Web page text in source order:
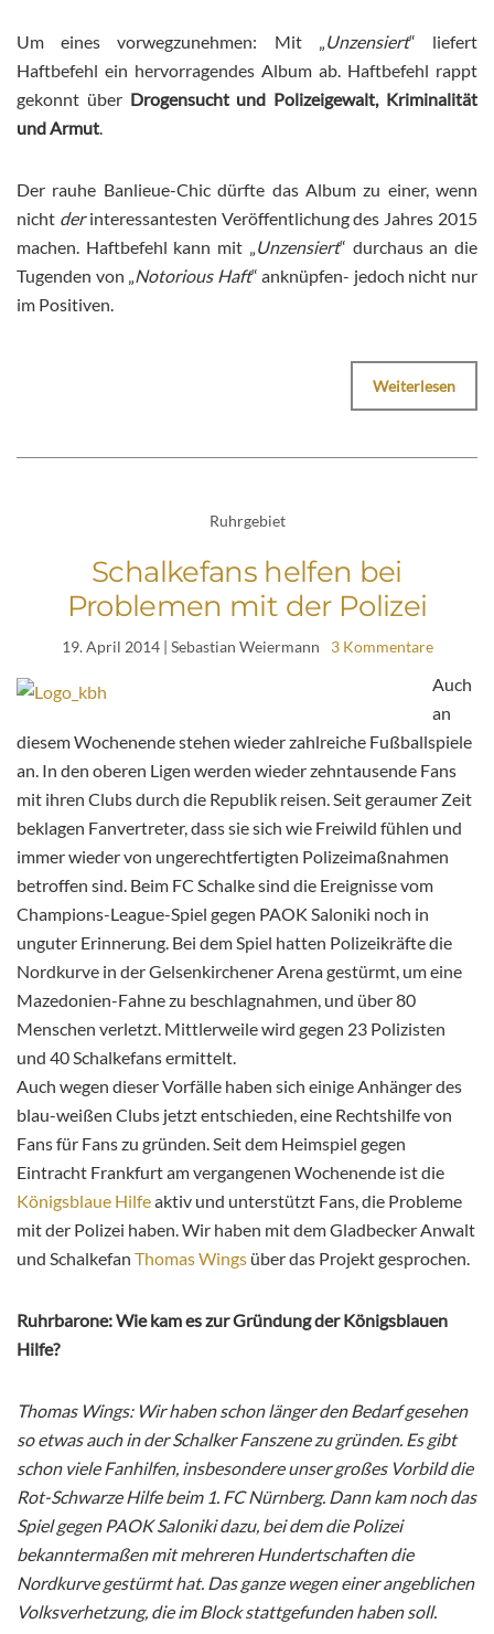
Um eines vorwegzunehmen: Mit „Unzensiert“ liefert
Haftbefehl ein hervorragendes Album ab. Haftbefehl rappt
gekonnt über Drogensucht und Polizeigewalt, Kriminalität
und Armut.
Der rauhe Banlieue-Chic dürfte das Album zu einer, wenn
nicht derinteressantesten Veröffentlichung des Jahres 2015
machen. Haftbefehl kann mit „Unzensiert“ durchaus an die
Tugenden von „Notorious Haft“ anknüpfen- jedoch nicht nur
im Positiven.
Weiterlesen
Ruhrgebiet
Schalkefans helfen bei
Problemen mit der Polizei
19. April 2014| Sebastian Weiermann 3 Kommentare
Auch
an
diesem Wochenende stehen wieder zahlreiche Fußballspiele
an. In den oberen Ligen werden wieder zehntausende Fans
mit ihren Clubs durch die Republik reisen. Seit geraumer Zeit
beklagen Fanvertreter, dass sie sich wie Freiwild fühlen und
immer wieder von ungerechtfertigten Polizeimaßnahmen
betroffen sind. Beim FC Schalke sind die Ereignisse vom
Champions-League-Spiel gegen PAOK Saloniki noch in
unguter Erinnerung. Bei dem Spiel hatten Polizeikräfte die
Nordkurve in der Gelsenkirchener Arena gestürmt, um eine
Mazedonien-Fahne zu beschlagnahmen, und über 80
Menschen verletzt. Mittlerweile wird gegen 23 Polizisten
und 40 Schalkefans ermittelt.
Auch wegen dieser Vorfälle haben sich einige Anhänger des
blau-weißen Clubs jetzt entschieden, eine Rechtshilfe von
Fans für Fans zu gründen. Seit dem Heimspiel gegen
Eintracht Frankfurt am vergangenen Wochenende ist die
Königsblaue Hilfeaktiv und unterstützt Fans, die Probleme
mit der Polizei haben. Wir haben mit dem Gladbecker Anwalt
und Schalkefan Thomas Wings über das Projekt gesprochen.
Ruhrbarone: Wie kam es zur Gründung der Königsblauen
Hilfe?
Thomas Wings: Wir haben schon länger den Bedarf gesehen
so etwas auch in der Schalker Fanszene zu gründen. Es gibt
schon viele Fanhilfen, insbesondere unser großes Vorbild die
Rot-Schwarze Hilfe beim 1. FC Nürnberg. Dann kam noch das
Spiel gegen PAOK Saloniki dazu, bei dem die Polizei
bekanntermaßen mit mehreren Hundertschaften die
Nordkurve gestürmt hat. Das ganze wegen einer angeblichen
Volksverhetzung, die im Block stattgefunden haben soll.